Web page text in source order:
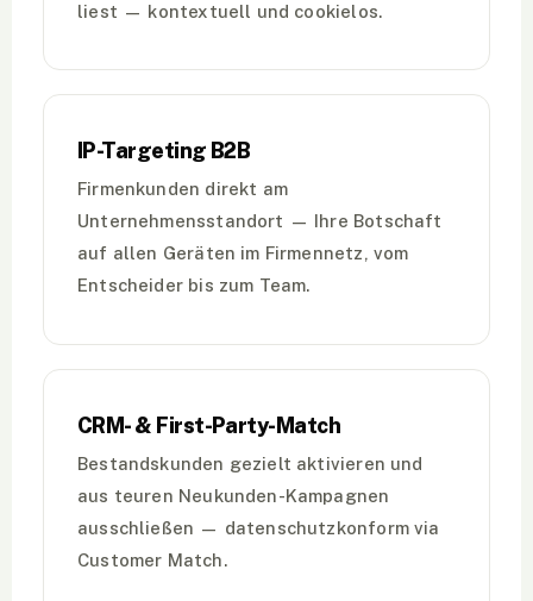
liest — kontextuell und cookielos.
IP-Targeting B2B
Firmenkunden direkt am
Unternehmensstandort — Ihre Botschaft
auf allen Geräten im Firmennetz, vom
Entscheider bis zum Team.
CRM- & First-Party-Match
Bestandskunden gezielt aktivieren und
aus teuren Neukunden-Kampagnen
ausschließen — datenschutzkonform via
Customer Match.